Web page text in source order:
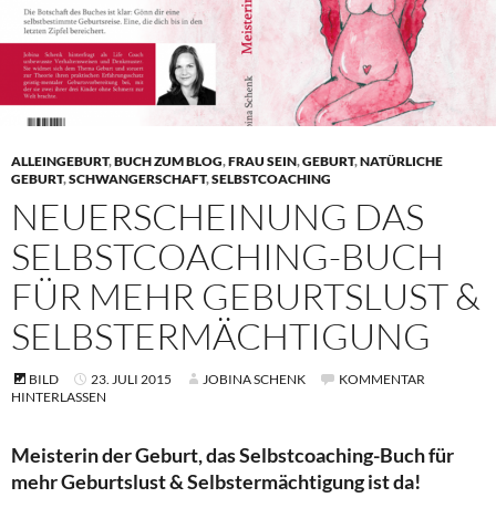
ALLEINGEBURT,BUCH ZUM BLOG,FRAU SEIN,GEBURT,NATÜRLICHE
GEBURT,SCHWANGERSCHAFT,SELBSTCOACHING
NEUERSCHEINUNG DAS
SELBSTCOACHING-BUCH
FÜR MEHR GEBURTSLUST &
SELBSTERMÄCHTIGUNG
BILD 23. JULI 2015 JOBINA SCHENK
KOMMENTAR
HINTERLASSEN
Meisterin der Geburt, das Selbstcoaching-Buch für
mehr Geburtslust & Selbstermächtigung ist da!